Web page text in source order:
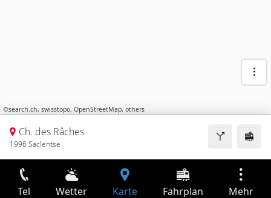
©search.ch, swisstopo, OpenStreetMap, others
Ch. des Râches
1996 Saclentse
Tel Wetter Karte Fahrplan Mehr